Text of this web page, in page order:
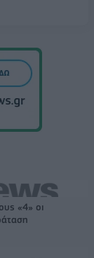
«4» οι